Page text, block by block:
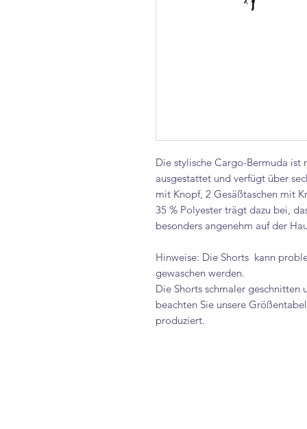
Die stylische Cargo-Bermuda ist
ausgestattet und verfügt über
mit Knopf, 2 Gesäßtaschen mit
35 % Polyester trägt dazu bei,
besonders angenehm auf der
Hinweise: Die Shorts kann
gewaschen werden.
Die Shorts schmaler geschnitten
beachten Sie unsere
produziert.